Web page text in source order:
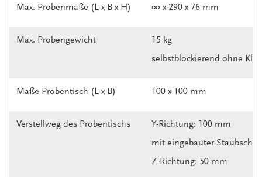
Max. Probenmaße (L x B x H) ∞ x 290 x 76 mm
Max. Probengewicht
15 kg
selbstblockierend ohne
Maße Probentisch (L x B) 100 x 100 mm
Verstellweg des Probentischs
Y-Richtung: 100 mm
mit eingebauter
Z-Richtung: 50 mm